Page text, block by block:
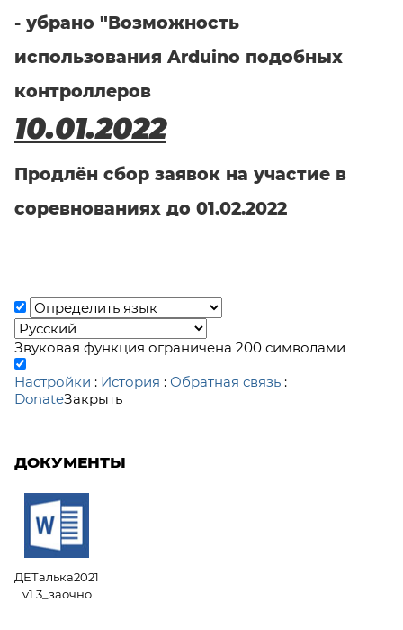
- убрано "Возможность
использования Arduino подобных
контроллеров
10.01.2022
Продлён сбор заявок на участие в
соревнованиях до 01.02.2022
Звуковая функция ограничена 200 символами
Настройки : История : Обратная связь :
DonateЗакрыть
ДОКУМЕНТЫ
ДЕТалька2021
v1.3_заочно